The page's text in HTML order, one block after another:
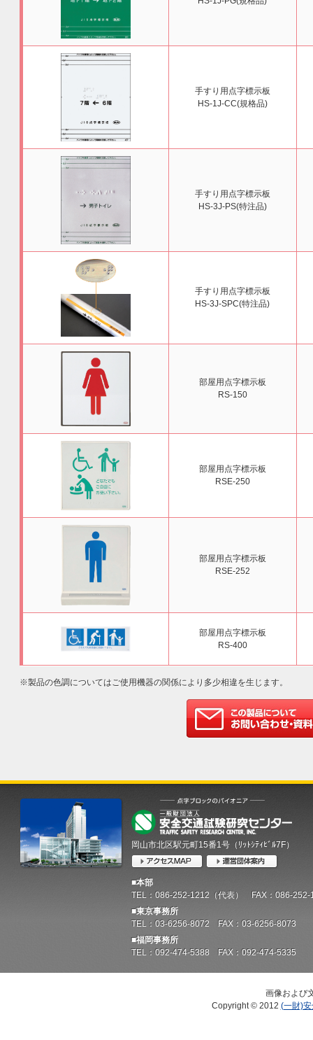
手すり用点字標示板
HS-1J-CC(規格品)
手すり用点字標示板
HS-3J-PS(特注品)
手すり用点字標示板
HS-3J-SPC(特注品)
部屋用点字標示板
RS-150
部屋用点字標示板
RSE-250
部屋用点字標示板
RSE-252
部屋用点字標示板
RS-400
※製品の色調についてはご使用機器の関係により多少相違を生じます。
岡山市北区駅元町15番1号（ﾘｯﾄｼﾃｨﾋﾞﾙ7F）
■本部
TEL：086-252-1212（代表） FAX：086-252-
■東京事務所
TEL：03-6256-8072 FAX：03-6256-8073
■福岡事務所
TEL：092-474-5388 FAX：092-474-5335
画像および
Copyright © 2012 (一財)